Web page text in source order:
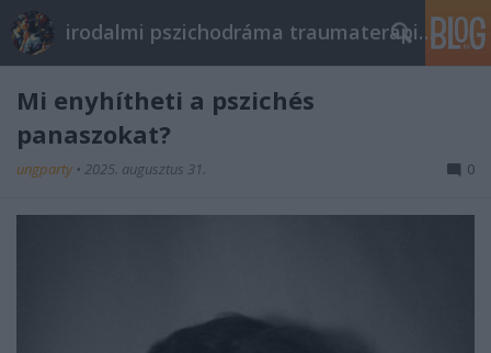
irodalmi pszichodráma traumaterápia pszichoterápia
Mi enyhítheti a pszichés
panaszokat?
ungparty • 2025. augusztus 31. 0